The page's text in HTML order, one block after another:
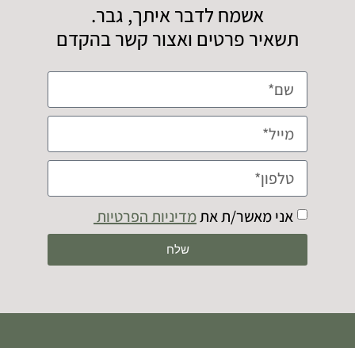
אשמח לדבר איתך, גבר.
תשאיר פרטים ואצור קשר בהקדם
אני מאשר/ת אתמדיניות הפרטיות
שלח